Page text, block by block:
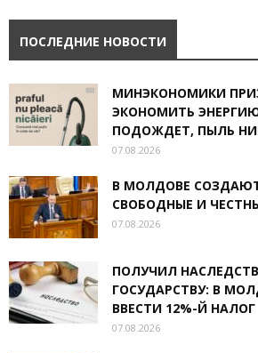
ПОСЛЕДНИЕ НОВОСТИ
МИНЭКОНОМИКИ
ЭКОНОМИТЬ
ПОДОЖДЕТ, ПЫЛЬ
07.08.2026
В МОЛДОВЕ
СВОБОДНЫЕ И
07.08.2026
ПОЛУЧИЛ
ГОСУДАРСТВУ: В
ВВЕСТИ 12%-Й НАЛОГ
07.08.2026